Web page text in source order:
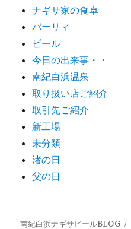
ナギサ家の食卓
バーリィ
ビール
今日の出来事・・
南紀白浜温泉
取り扱い店ご紹介
取引先ご紹介
新工場
未分類
渚の日
父の日
南紀白浜ナギサビールBLOG